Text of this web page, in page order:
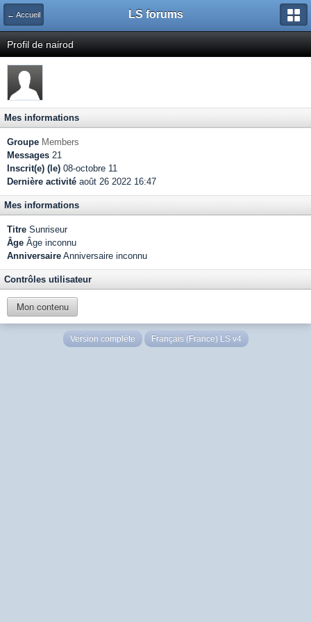
← Accueil LS forums
Profil de nairod
Mes informations
Groupe Members
Messages 21
Inscrit(e) (le) 08-octobre 11
Dernière activité août 26 2022 16:47
Mes informations
Titre Sunriseur
Âge Âge inconnu
Anniversaire Anniversaire inconnu
Contrôles utilisateur
Mon contenu
Version complète Français (France) LS v4